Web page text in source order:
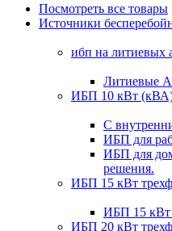
Посмотреть все товары
Источники
ибп на литиевых
Литиевые
ИБП 10 кВт (кВА)
С
ИБП для
ИБП для
решения.
ИБП 15 кВт
ИБП 15 кВт
ИБП 20 кВт